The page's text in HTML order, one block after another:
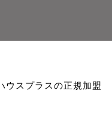
ウスプラスの正規加盟